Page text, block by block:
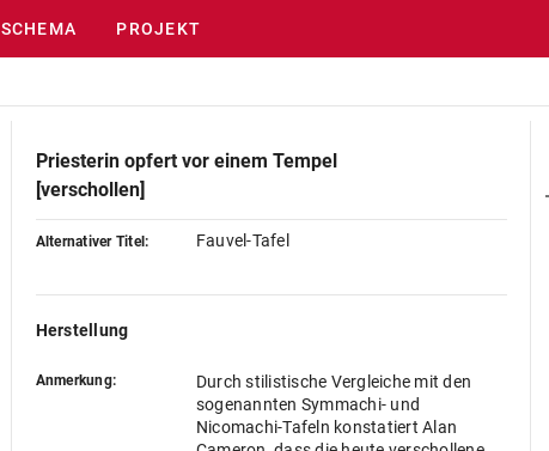
SCHEMA PROJEKT
Priesterin opfert vor einem Tempel
[verschollen]
Alternativer Titel: Fauvel-Tafel
Herstellung
Anmerkung:
Durch stilistische Vergleiche mit den
sogenannten Symmachi- und
Nicomachi-Tafeln konstatiert Alan